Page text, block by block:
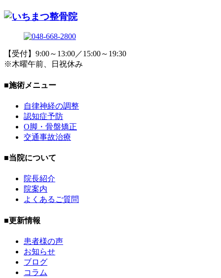
【受付】9:00～13:00／15:00～19:30
※木曜午前、日祝休み
■施術メニュー
自律神経の調整
認知症予防
O脚・骨盤矯正
交通事故治療
■当院について
院長紹介
院案内
よくあるご質問
■更新情報
患者様の声
お知らせ
ブログ
コラム